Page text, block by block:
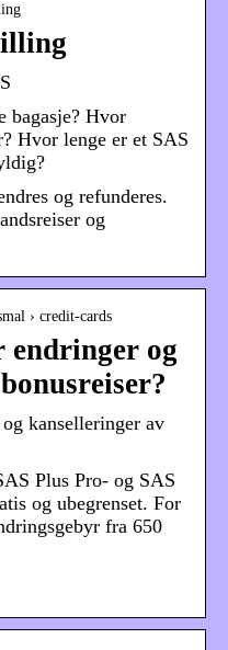
bagasje? Hvor
Hvor lenge er et SAS
og refunderes.
og
› credit-cards
endringer og
kanselleringer av
Plus Pro- og SAS
og ubegrenset. For
fra 650